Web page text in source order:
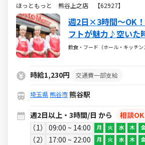
ほっともっと 熊谷上之店 【62927】
週2日×3時間～OK
フトが魅力♪空いた
けちゃう♪
飲食・フード（ホール・キッチン
時給1,230円 交通費一部支給
埼玉県熊谷市熊谷駅
週2日以上・3時間/日 から
相談OK
1
09:00 ~ 14:00 月 火 水 木
2 17:00 ~ 22:00 月 火 水 木